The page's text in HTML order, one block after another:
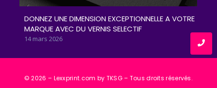
DONNEZ UNE DIMENSION EXCEPTIONNELLE A VOTRE
MARQUE AVEC DU VERNIS SELECTIF
14 mars 2026
© 2026 – Lexxprint.com by TKSG – Tous droits réservés.